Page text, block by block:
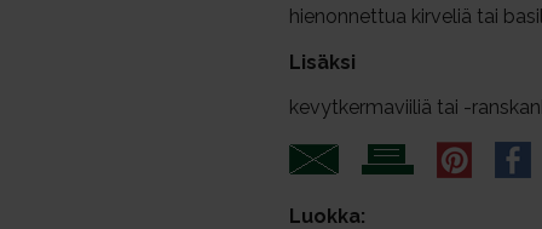
hienonnettua kirveliä tai
Lisäksi
kevytkermaviiliä tai -
Luokka: